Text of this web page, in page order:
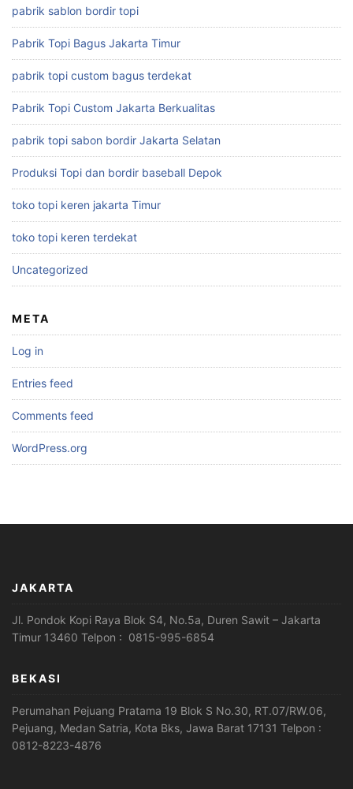
pabrik sablon bordir topi
Pabrik Topi Bagus Jakarta Timur
pabrik topi custom bagus terdekat
Pabrik Topi Custom Jakarta Berkualitas
pabrik topi sabon bordir Jakarta Selatan
Produksi Topi dan bordir baseball Depok
toko topi keren jakarta Timur
toko topi keren terdekat
Uncategorized
META
Log in
Entries feed
Comments feed
WordPress.org
JAKARTA
Jl. Pondok Kopi Raya Blok S4, No.5a, Duren Sawit – Jakarta
Timur 13460 Telpon : 0815-995-6854
BEKASI
Perumahan Pejuang Pratama 19 Blok S No.30, RT.07/RW.06,
Pejuang, Medan Satria, Kota Bks, Jawa Barat 17131 Telpon :
0812-8223-4876